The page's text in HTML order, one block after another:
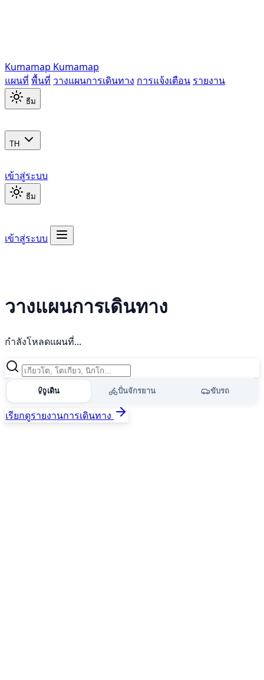
Kumamap Kumamap
แผนที่ พื้นที่ วางแผนการเดินทาง การแจ้งเตือน รายงาน
ธีม
TH
เข้าสู่ระบบ
ธีม
เข้าสู่ระบบ
วางแผนการเดินทาง
กำลังโหลดแผนที่...
เดิน ปั่นจักรยาน ขับรถ
เรียกดูรายงานการเดินทาง